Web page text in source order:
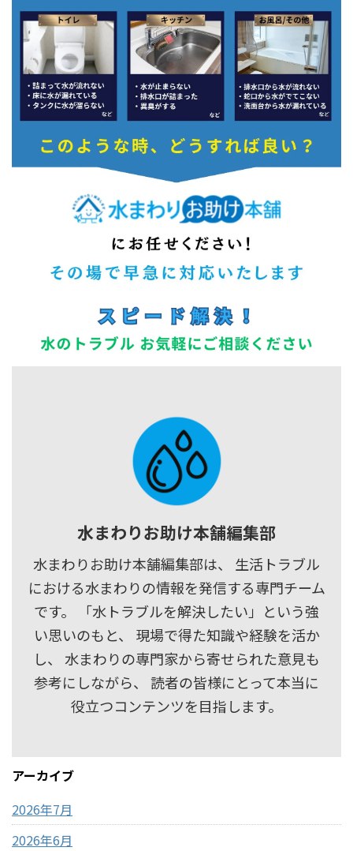
水まわりお助け本舗編集部
水まわりお助け本舗編集部は、 生活トラブル
における水まわりの情報を発信する専門チーム
です。 「水トラブルを解決したい」という強
い思いのもと、 現場で得た知識や経験を活か
し、 水まわりの専門家から寄せられた意見も
参考にしながら、 読者の皆様にとって本当に
役立つコンテンツを目指します。
アーカイブ
2026年7月
2026年6月